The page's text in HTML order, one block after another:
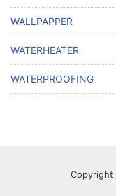
WALLPAPPER
WATERHEATER
WATERPROOFING
Copyright